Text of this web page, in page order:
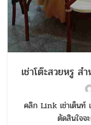
เช่าโต๊ะสวยหรู
คลิก Link เช่าเต็นท์
ตัดสินใจจ